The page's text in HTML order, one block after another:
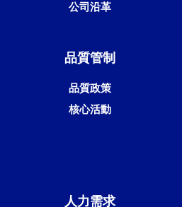
公司沿革
品質管制
品質政策
核心活動
人力需求